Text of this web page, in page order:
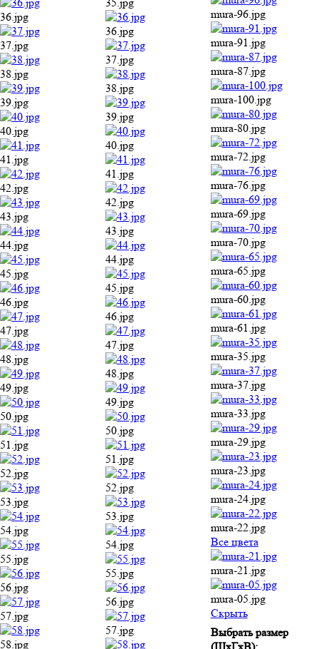
36.jpg
37.jpg
38.jpg
39.jpg
40.jpg
41.jpg
42.jpg
43.jpg
44.jpg
45.jpg
46.jpg
47.jpg
48.jpg
49.jpg
50.jpg
51.jpg
52.jpg
53.jpg
54.jpg
55.jpg
56.jpg
57.jpg
58.jpg
36.jpg
37.jpg
38.jpg
39.jpg
40.jpg
41.jpg
42.jpg
43.jpg
44.jpg
45.jpg
46.jpg
47.jpg
48.jpg
49.jpg
50.jpg
51.jpg
52.jpg
53.jpg
54.jpg
55.jpg
56.jpg
57.jpg
mura-96.jpg
mura-91.jpg
mura-87.jpg
mura-100.jpg
mura-80.jpg
mura-72.jpg
mura-76.jpg
mura-69.jpg
mura-70.jpg
mura-65.jpg
mura-60.jpg
mura-61.jpg
mura-35.jpg
mura-37.jpg
mura-33.jpg
mura-29.jpg
mura-23.jpg
mura-24.jpg
mura-22.jpg
Все цвета
mura-21.jpg
mura-05.jpg
Cкрыть
Выбрать размер
(ШхГхВ):